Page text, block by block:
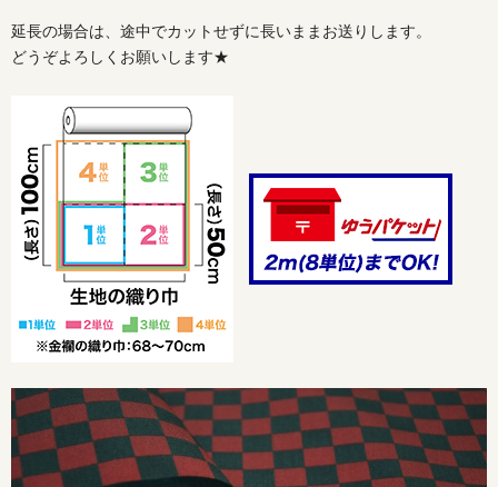
延長の場合は、途中でカットせずに長いままお送りします。
どうぞよろしくお願いします★